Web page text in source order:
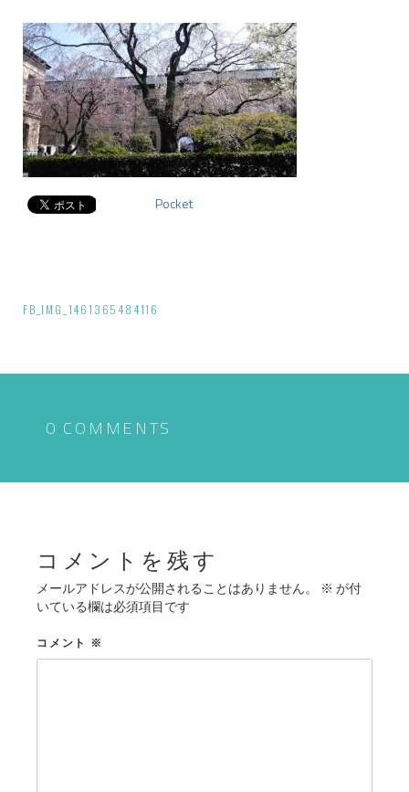
Pocket
投
ナ
シ
FB_IMG_1461365484116
0 COMMENTS
コメントを残す
メールアドレスが公開されることはありません。 ※ が付
いている欄は必須項目です
コメント ※